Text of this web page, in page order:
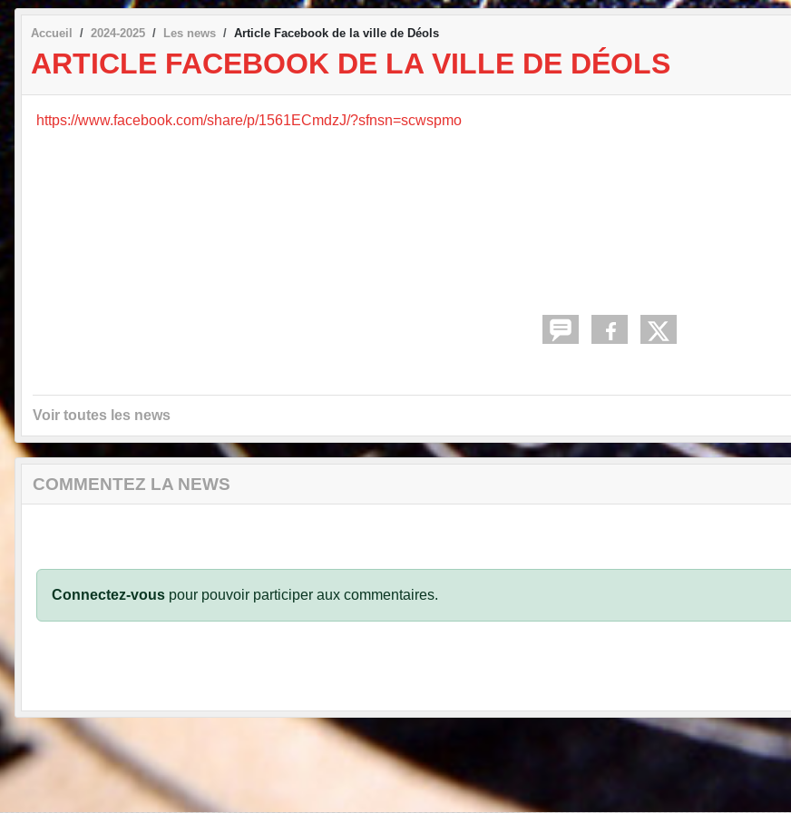
Accueil 2024-2025 Les news Article Facebook de la ville de Déols
ARTICLE FACEBOOK DE LA VILLE DE DÉOLS
https://www.facebook.com/share/p/1561ECmdzJ/?sfnsn=scwspmo
Voir toutes les news
COMMENTEZ LA NEWS
Connectez-vous pour pouvoir participer aux commentaires.